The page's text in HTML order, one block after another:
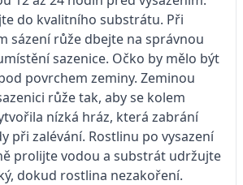
do kvalitního substrátu. Při
sázení růže dbejte na správnou
sazenice. Očko by mělo být
povrchem zeminy. Zeminou
růže tak, aby se kolem
nízká hráz, která zabrání
při zalévání. Rostlinu po vysazení
prolijte vodou a substrát udržujte
dokud rostlina nezakoření.